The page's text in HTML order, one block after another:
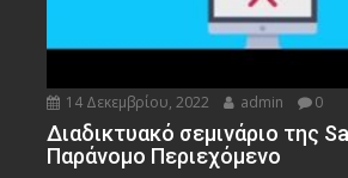
14 Δεκεμβρίου, 2022 admin 0
Διαδικτυακό σεμινάριο της
Παράνομο Περιεχόμενο